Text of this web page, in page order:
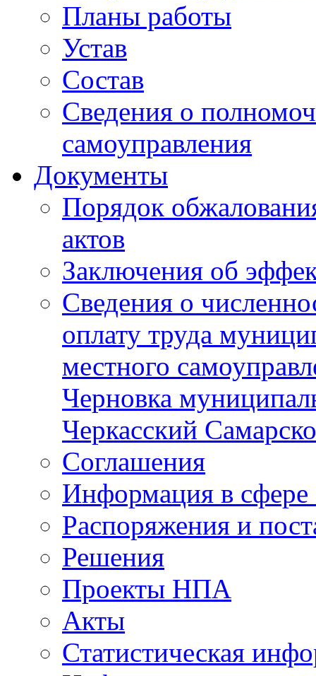
Планы работы
Устав
Состав
Сведения о
самоуправления
Документы
Порядок
актов
Заключения об
Сведения о
оплату труда
местного
Черновка
Черкасский
Соглашения
Информация в сфере
Распоряжения и
Решения
Проекты НПА
Акты
Статистическая